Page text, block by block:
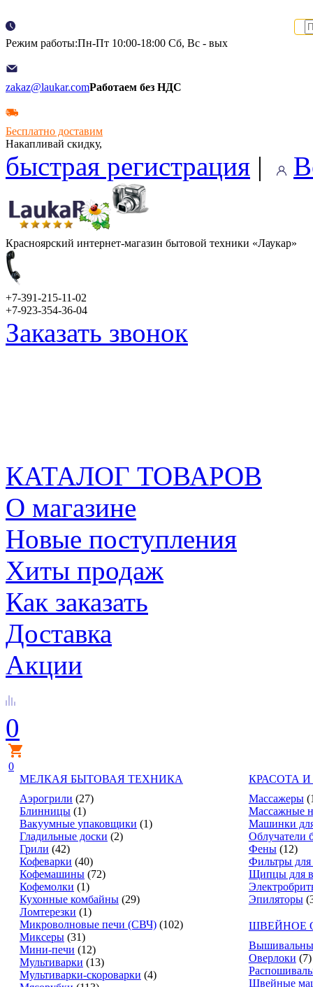
Режим работы:Пн-Пт 10:00-18:00 Сб, Вс - вых
zakaz@laukar.comРаботаем без НДС
Бесплатно доставим
Накапливай скидку,
быстрая регистрация |
Красноярский интернет-магазин бытовой техники «Лаукар»
+7-391-215-11-02
+7-923-354-36-04
Заказать звонок
КАТАЛОГ ТОВАРОВ
О магазине
Новые поступления
Хиты продаж
Как заказать
Доставка
Акции
0
0
МЕЛКАЯ БЫТОВАЯ ТЕХНИКА
Аэрогрили (27)
Блинницы (1)
Вакуумные упаковщики (1)
Гладильные доски (2)
Грили (42)
Кофеварки (40)
Кофемашины (72)
Кофемолки (1)
Кухонные комбайны (29)
Ломтерезки (1)
Микроволновые печи (СВЧ) (102)
Миксеры (31)
Мини-печи (12)
Мультиварки (13)
Мультиварки-скороварки (4)
КРАСОТА И
Массажеры
Массажные
Машинки
Облучатели
Фены (12)
Фильтры
Щипцы для
Эпиляторы
ШВЕЙНОЕ
Оверлоки (7)
Швейные